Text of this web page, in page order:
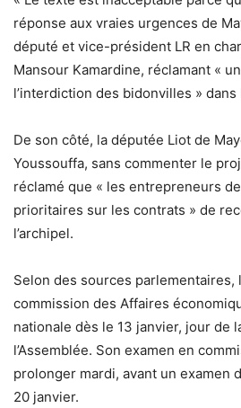
réponse aux vraies urgences de
député et vice-président LR en
Mansour Kamardine, réclamant «
l’interdiction des bidonvilles » dans
De son côté, la députée Liot de
Youssouffa, sans commenter le
réclamé que « les entrepreneurs
prioritaires sur les contrats » de
l’archipel.
Selon des sources parlementaires,
commission des Affaires
nationale dès le 13 janvier, jour de
l’Assemblée. Son examen en
prolonger mardi, avant un examen
20 janvier.